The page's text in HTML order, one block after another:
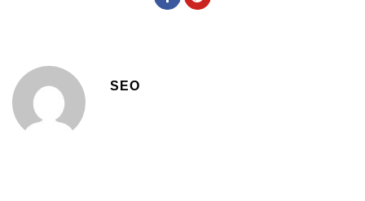
SEO